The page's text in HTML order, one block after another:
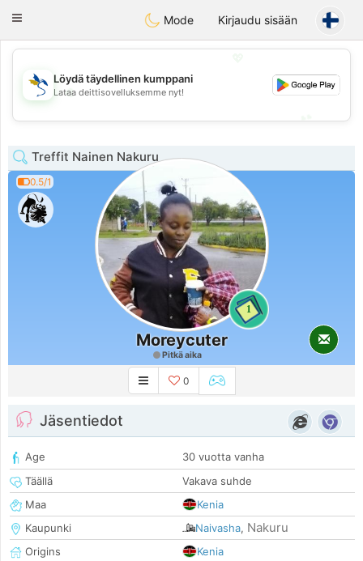
SvenskaDating
Toggle
Mode Kirjaudu sisään
💖
💕
Löydä täydellinen kumppani
Lataa deittisovelluksemme nyt!
Treffit Nainen Nakuru
0.5/1
1
Moreycuter
Pitkä aika
0
Jäsentiedot
Age
30 vuotta vanha
Täällä
Vakava suhde
Maa
Kenia
Kaupunki
Naivasha, Nakuru
Origins
Kenia